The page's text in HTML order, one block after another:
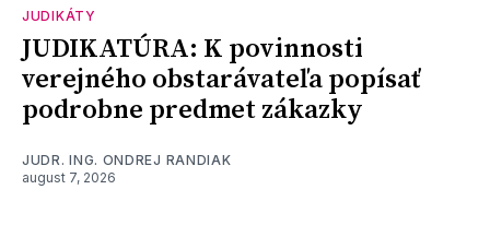
JUDIKÁTY
JUDIKATÚRA: K povinnosti
verejného obstarávateľa popísať
podrobne predmet zákazky
JUDR. ING. ONDREJ RANDIAK
august 7, 2026